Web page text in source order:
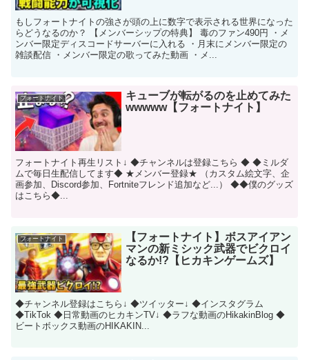
もしフォートナイトの強さが頭の上に数字で表示される世界になった
らどうなるのか？ 【メンバーシップの特典】 毒のファン490円 ・メ
ンバー限定ディスコードサーバーに入れる ・月末にメンバー限定の
雑談配信 ・メンバー限定の歌ってみた動画 ・メ...
フォートナイト
キューブが転がるのを止めてみた
wwwww【フォートナイト】
フォートナイト再生リスト↓ ◆チャンネルは登録こちら ◆ ◆ミルダ
ムで毎日生配信してます◆ ★メンバー登録★ （カスタム絵文字、企
画参加、Discord参加、Fortniteフレンド追加など...） ◆◆僕のグッズ
はこちら◆...
フォートナイト
【フォートナイト】ボスアイアン
マンの新ミシック武器でビクロイ
なるか!?【ヒカキンゲームズ】
◆チャンネル登録はこちら↓ ◆ツイッター↓ ◆インスタグラム
◆TikTok ◆日常動画のヒカキンTV↓ ◆ラフな動画のHikakinBlog ◆
ビートボックス動画のHIKAKIN...